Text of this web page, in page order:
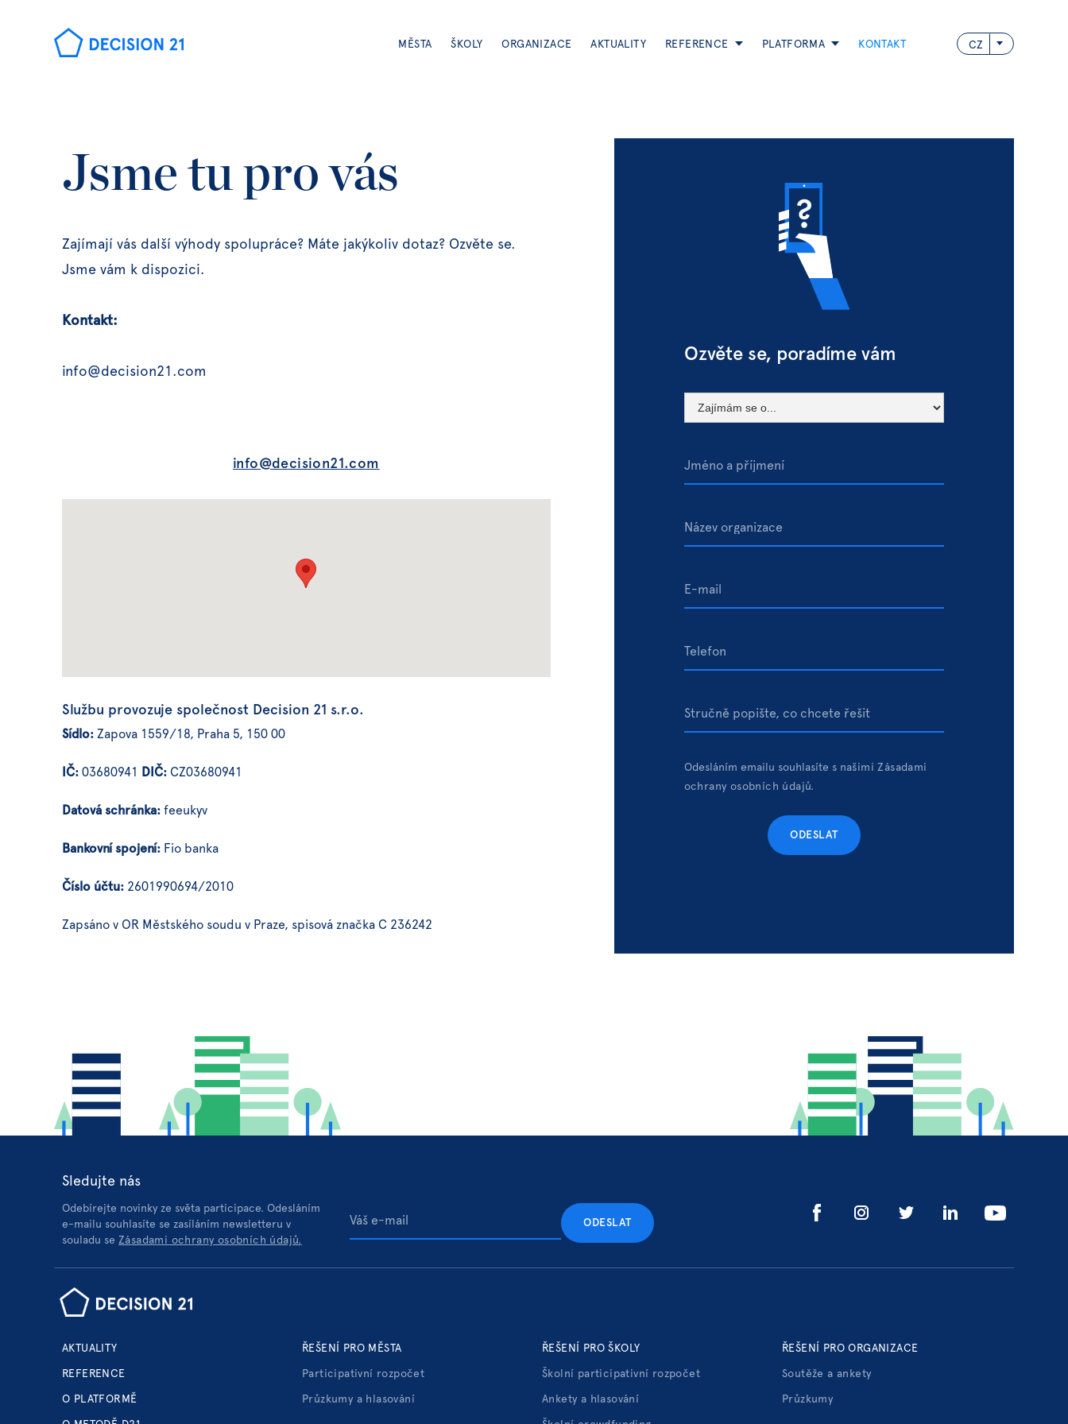
MĚSTA ŠKOLY ORGANIZACE AKTUALITY REFERENCE PLATFORMA KONTAKT CZ
Jsme tu pro vás
Zajímají vás další výhody spolupráce? Máte jakýkoliv dotaz? Ozvěte se.
Jsme vám k dispozici.
Kontakt:
info@decision21.com
info@decision21.com
Službu provozuje společnost Decision 21 s.r.o.
Sídlo: Zapova 1559/18, Praha 5, 150 00
IČ: 03680941 DIČ: CZ03680941
Datová schránka: feeukyv
Bankovní spojení: Fio banka
Číslo účtu: 2601990694/2010
Zapsáno v OR Městského soudu v Praze, spisová značka C 236242
Ozvěte se, poradíme vám
Odesláním emailu souhlasíte s našimi Zásadami
ochrany osobních údajů.
Sledujte nás
Odebírejte novinky ze světa participace. Odesláním
e-mailu souhlasíte se zasíláním newsletteru v
souladu se Zásadami ochrany osobních údajů.
AKTUALITY
REFERENCE
O PLATFORMĚ
ŘEŠENÍ PRO MĚSTA
Participativní rozpočet
Průzkumy a hlasování
ŘEŠENÍ PRO ŠKOLY
Školní participativní rozpočet
Ankety a hlasování
ŘEŠENÍ PRO ORGANIZACE
Soutěže a ankety
Průzkumy